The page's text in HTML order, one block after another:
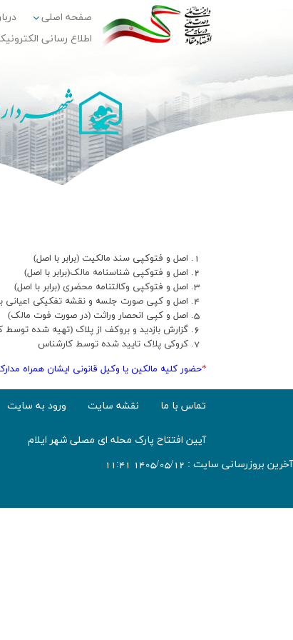
صفحه اصلی
اطلاع رسانی
اصل و فتوکپی سند مالکیت (برابر با اصل)
اصل و فتوکپی شناسنامه مالک(برابر با اصل)
اصل و فتوکپی وکالتنامه محضری (برابر با اصل)
اصل و کپی صورت جلسه و نقشه تفکیکی اعیانی
اصل و کپی انحصار وراثت (در صورت فوت مالک)
گزارش بازدید و بروکف از پلاک (تهیه شده توسط
کروکی پلاک تایید شده توسط کارشناس
*حضور کلیه مالکین یا وکیل قانونی ایشان همراه
تماس با ما نقشه سایت ورود به سایت
آیین افتتاح پارک محله ای مصلی شهر ایلام
آخرین بروزرسانی سایت : 1405/05/12 11:41